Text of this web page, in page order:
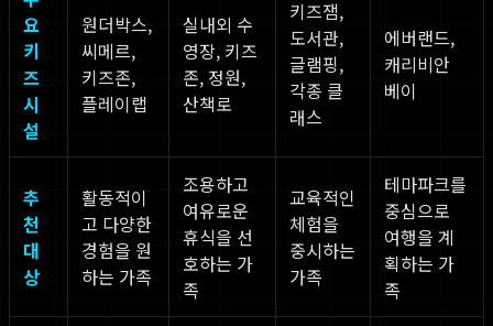
요
키
즈
시
설
원더박스,
씨메르,
키즈존,
플레이랩
실내외 수
영장, 키즈
존, 정원,
산책로
키즈잼,
도서관,
글램핑,
각종 클
래스
에버랜드,
캐리비안
베이
추
천
대
상
활동적이
고 다양한
경험을 원
하는 가족
조용하고
여유로운
휴식을 선
호하는 가
족
교육적인
체험을
중시하는
가족
테마파크를
중심으로
여행을 계
획하는 가
족